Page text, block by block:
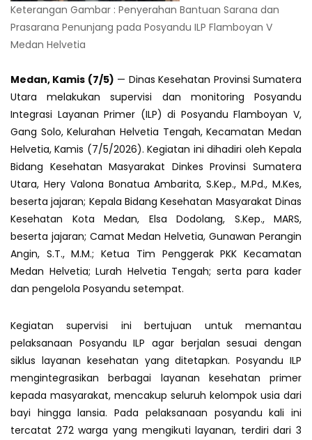
Keterangan Gambar : Penyerahan Bantuan Sarana dan
Prasarana Penunjang pada Posyandu ILP Flamboyan V
Medan Helvetia
Medan, Kamis (7/5) — Dinas Kesehatan Provinsi Sumatera
Utara melakukan supervisi dan monitoring Posyandu
Integrasi Layanan Primer (ILP) di Posyandu Flamboyan V,
Gang Solo, Kelurahan Helvetia Tengah, Kecamatan Medan
Helvetia, Kamis (7/5/2026). Kegiatan ini dihadiri oleh Kepala
Bidang Kesehatan Masyarakat Dinkes Provinsi Sumatera
Utara, Hery Valona Bonatua Ambarita, S.Kep., M.Pd., M.Kes,
beserta jajaran; Kepala Bidang Kesehatan Masyarakat Dinas
Kesehatan Kota Medan, Elsa Dodolang, S.Kep., MARS,
beserta jajaran; Camat Medan Helvetia, Gunawan Perangin
Angin, S.T., M.M.; Ketua Tim Penggerak PKK Kecamatan
Medan Helvetia; Lurah Helvetia Tengah; serta para kader
dan pengelola Posyandu setempat.
Kegiatan supervisi ini bertujuan untuk memantau
pelaksanaan Posyandu ILP agar berjalan sesuai dengan
siklus layanan kesehatan yang ditetapkan. Posyandu ILP
mengintegrasikan berbagai layanan kesehatan primer
kepada masyarakat, mencakup seluruh kelompok usia dari
bayi hingga lansia. Pada pelaksanaan posyandu kali ini
tercatat 272 warga yang mengikuti layanan, terdiri dari 3